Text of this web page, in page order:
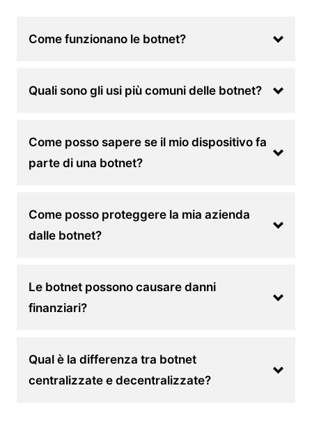
Come funzionano le botnet?
Quali sono gli usi più comuni delle botnet?
Come posso sapere se il mio dispositivo fa
parte di una botnet?
Come posso proteggere la mia azienda
dalle botnet?
Le botnet possono causare danni
finanziari?
Qual è la differenza tra botnet
centralizzate e decentralizzate?